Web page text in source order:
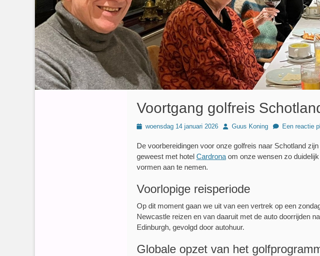
Voortgang golfreis
Geplaatst
woensdag 14 januari 2026 AuthorGuus Koning Een reactie
De voorbereidingen voor onze golfreis naar Schotland
geweest met hotel Cardrona om onze wensen zo
vormen aan te nemen.
Voorlopige reisperiode
Op dit moment gaan we uit van een vertrek op een
Newcastle reizen en van daaruit met de auto doorrijden
Edinburgh, gevolgd door autohuur.
Globale opzet van het